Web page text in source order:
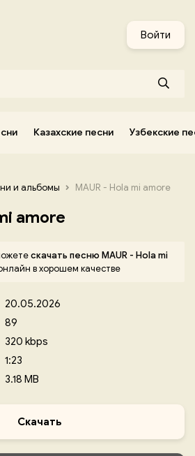
Войти
Казахские песни Узбекские
и альбомы MAUR - Hola mi amore
amore
скачать песню MAUR - Hola mi
в хорошем качестве
20.05.2026
89
320 kbps
1:23
3.18 MB
Скачать
Корейские песни